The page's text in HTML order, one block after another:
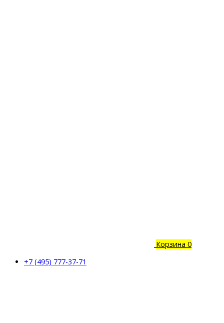
Корзина 0
+7 (495) 777-37-71